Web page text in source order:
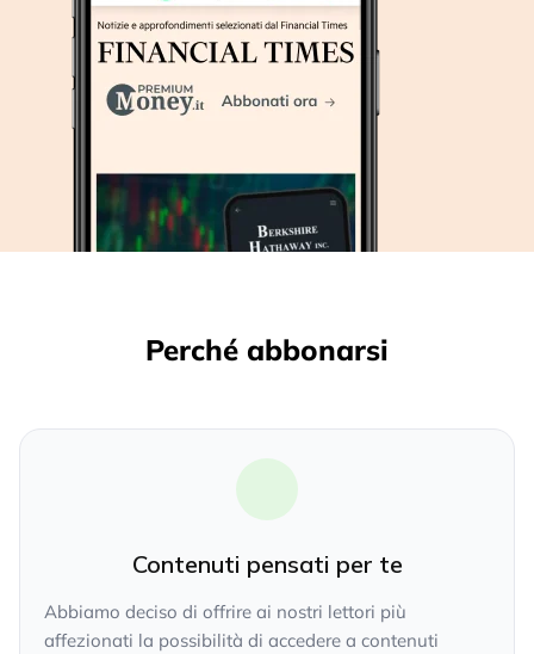
Perché abbonarsi
Contenuti pensati per te
Abbiamo deciso di offrire ai nostri lettori più
affezionati la possibilità di accedere a contenuti